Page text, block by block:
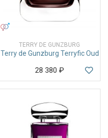
TERRY DE GUNZBURG
Terry de Gunzburg Terryfic Oud
28 380 ₽